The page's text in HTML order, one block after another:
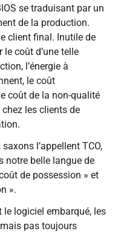
se traduisant par un
de la production.
client final. Inutile de
coût d’une telle
l’énergie à
le coût
coût de la non-qualité
chez les clients de
l’appellent TCO,
notre belle langue de
de possession » et
».
le logiciel embarqué, les
pas toujours